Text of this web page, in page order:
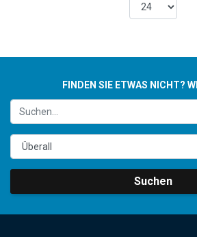
FINDEN SIE ETWAS NICHT?
Suchen